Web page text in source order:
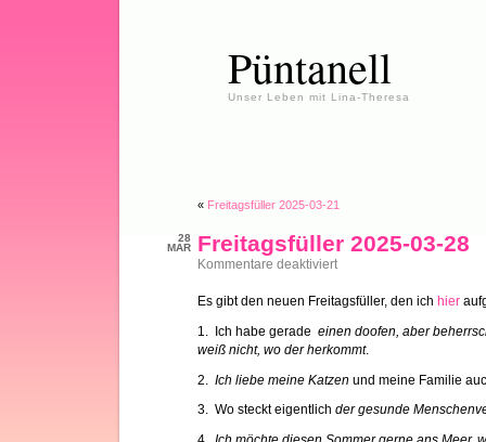
Püntanell
Unser Leben mit Lina-Theresa
« Freitagsfüller 2025-03-21
28
MAR
Freitagsfüller 2025-03-28
Kommentare deaktiviertfür
03-
Es gibt den neuen Freitagsfüller, den ich hier
1. Ich habe gerade einen doofen, aber
weiß nicht, wo der herkommt.
2. Ich liebe meine Katzen und meine Familie
3. Wo steckt eigentlich der gesunde